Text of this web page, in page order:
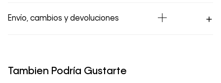
Envío, cambios y devoluciones
hábiles para envíos a provincia. Envíos gratis en Lima
Tambien Podría Gustarte